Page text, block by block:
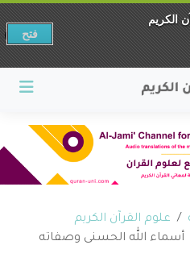
علوم القرآن الكريم
أسماء الله الحسنى وصفاته
الكريم
فتح